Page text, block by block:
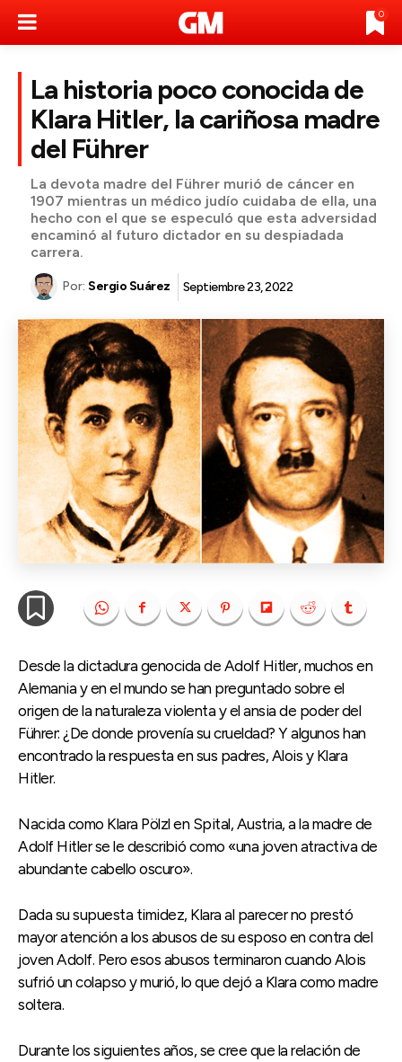
0
La historia poco conocida de
Klara Hitler, la cariñosa madre
del Führer
La devota madre del Führer murió de cáncer en
1907 mientras un médico judío cuidaba de ella, una
hecho con el que se especuló que esta adversidad
encaminó al futuro dictador en su despiadada
carrera.
Por: Sergio Suárez Septiembre 23, 2022
Desde la dictadura genocida de Adolf Hitler, muchos en
Alemania y en el mundo se han preguntado sobre el
origen de la naturaleza violenta y el ansia de poder del
Führer: ¿De donde provenía su crueldad? Y algunos han
encontrado la respuesta en sus padres, Alois y Klara
Hitler.
Nacida como Klara Pölzl en Spital, Austria, a la madre de
Adolf Hitler se le describió como «una joven atractiva de
abundante cabello oscuro».
Dada su supuesta timidez, Klara al parecer no prestó
mayor atención a los abusos de su esposo en contra del
joven Adolf. Pero esos abusos terminaron cuando Alois
sufrió un colapso y murió, lo que dejó a Klara como madre
soltera.
Durante los siguientes años, se cree que la relación de